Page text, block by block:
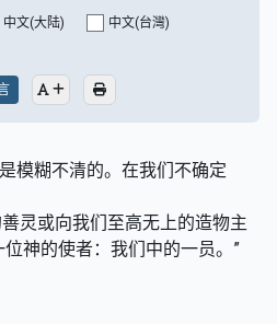
中文(大陆) 中文(台灣)
模糊不清的。在我们不确定
灵或向我们至高无上的造物主
神的使者：我们中的一员。”